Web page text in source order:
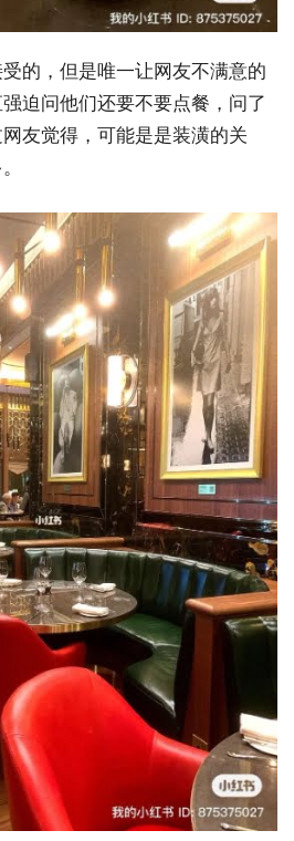
的，但是唯一让网友不满意的
迫问他们还要不要点餐，问了
友觉得，可能是是装潢的关